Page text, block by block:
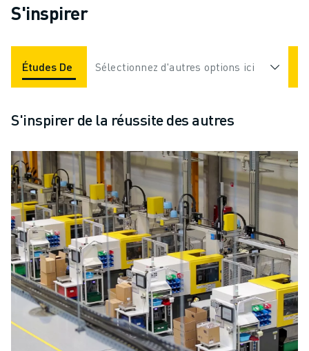
S'inspirer
Études De Cas Applications Industries
Sélectionnez d'autres options ici
S'inspirer de la réussite des autres